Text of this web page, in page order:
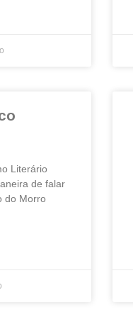
Literário
de falar
do Morro